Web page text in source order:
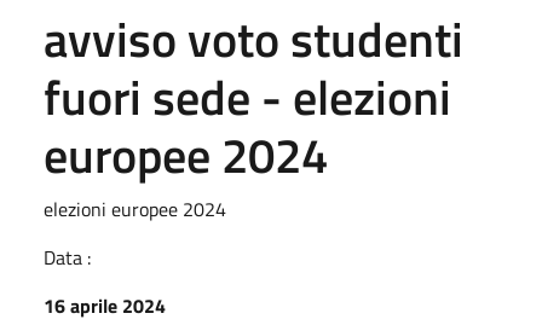
avviso voto studenti
fuori sede - elezioni
europee 2024
elezioni europee 2024
Data :
16 aprile 2024